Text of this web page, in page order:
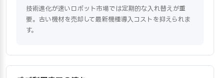
技術進化が速いロボット市場では定期的な入れ替えが重
要。古い機材を売却して最新機種導入コストを抑えられま
す。